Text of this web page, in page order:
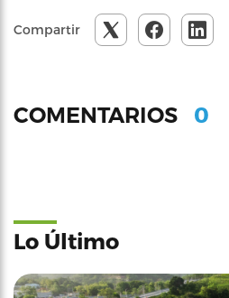
Compartir
COMENTARIOS 0
Lo Último